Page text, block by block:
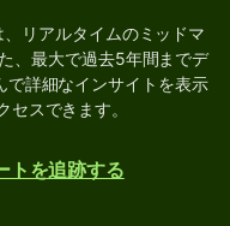
リアルタイムのミッドマ
、最大で過去5年間までデ
で詳細なインサイトを表示
スできます。
トを追跡する